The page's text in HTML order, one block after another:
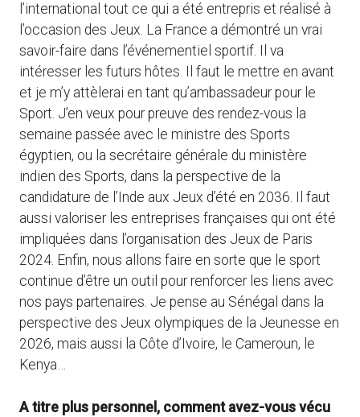
l’international tout ce qui a été entrepris et réalisé à
l’occasion des Jeux. La France a démontré un vrai
savoir-faire dans l’événementiel sportif. Il va
intéresser les futurs hôtes. Il faut le mettre en avant
et je m’y attèlerai en tant qu’ambassadeur pour le
Sport. J’en veux pour preuve des rendez-vous la
semaine passée avec le ministre des Sports
égyptien, ou la secrétaire générale du ministère
indien des Sports, dans la perspective de la
candidature de l’Inde aux Jeux d’été en 2036. Il faut
aussi valoriser les entreprises françaises qui ont été
impliquées dans l’organisation des Jeux de Paris
2024. Enfin, nous allons faire en sorte que le sport
continue d’être un outil pour renforcer les liens avec
nos pays partenaires. Je pense au Sénégal dans la
perspective des Jeux olympiques de la Jeunesse en
2026, mais aussi la Côte d’Ivoire, le Cameroun, le
Kenya…
A titre plus personnel, comment avez-vous vécu